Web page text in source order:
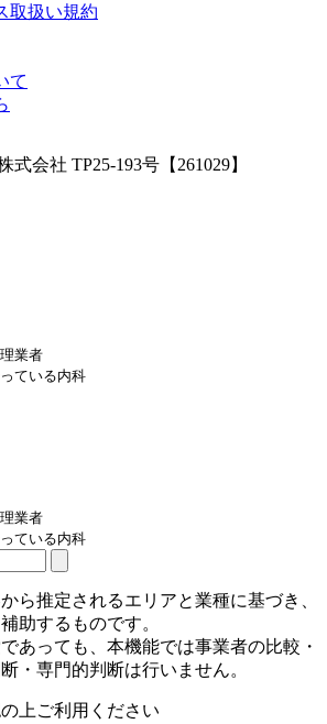
取扱い規約
て
会社 TP25-193号【261029】
業者
ている内科
業者
ている内科
ら推定されるエリアと業種に基づき、
助するものです。
あっても、本機能では事業者の比較・
・専門的判断は行いません。
上ご利用ください